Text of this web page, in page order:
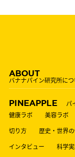
ABOUT
バナナパイン研究所に
PINEAPPLE
パ
健康ラボ
美容ラボ
切り方
歴史・世界
インタビュー
科学